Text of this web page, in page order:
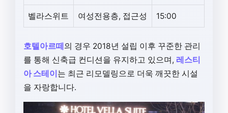
벨라스위트 여성전용층, 접근성 15:00
호텔아르떼의 경우 2018년 설립 이후 꾸준한 관리
를 통해 신축급 컨디션을 유지하고 있으며, 레스티
아 스테이는 최근 리모델링으로 더욱 깨끗한 시설
을 자랑합니다.